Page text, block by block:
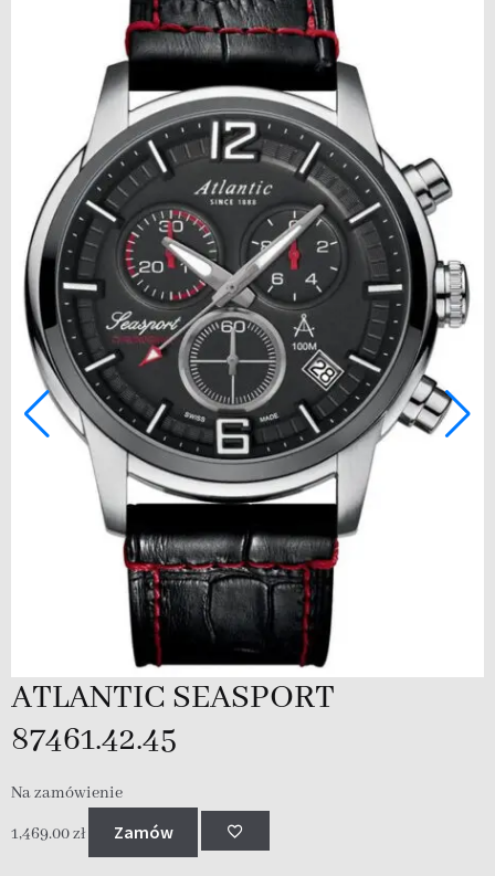
ATLANTIC SEASPORT
87461.42.45
Na zamówienie
1,469.00zł Zamów